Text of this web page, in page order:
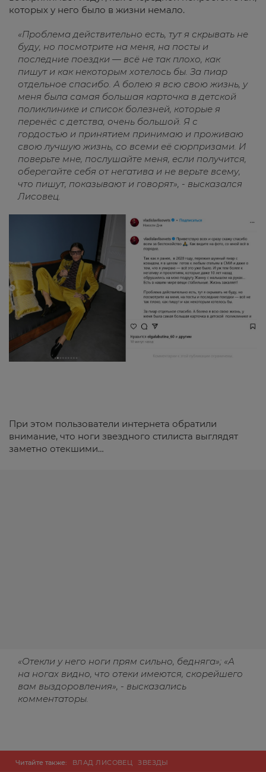
которых у него было в жизни немало.
«Проблема действительно есть, тут я скрывать не
буду, но посмотрите на меня, на посты и
последние поездки — всё не так плохо, как
пишут и как некоторым хотелось бы. За пиар
отдельное спасибо. А болею я всю свою жизнь, у
меня была самая большая карточка в детской
поликлинике и список болезней, которые я
перенёс с детства, очень большой. Я с
гордостью и принятием принимаю и проживаю
свою лучшую жизнь, со всеми её сюрпризами. И
поверьте мне, послушайте меня, если получится,
оберегайте себя от негатива и не верьте всему,
что пишут, показывают и говорят», - высказался
Лисовец.
При этом пользователи интернета обратили
внимание, что ноги звездного стилиста выглядят
заметно отекшими…
«Отекли у него ноги прям сильно, бедняга»; «А
на ногах видно, что отеки имеются, скорейшего
вам выздоровления», - высказались
комментаторы.
Читайте также: ВЛАД ЛИСОВЕЦ ЗВЕЗДЫ